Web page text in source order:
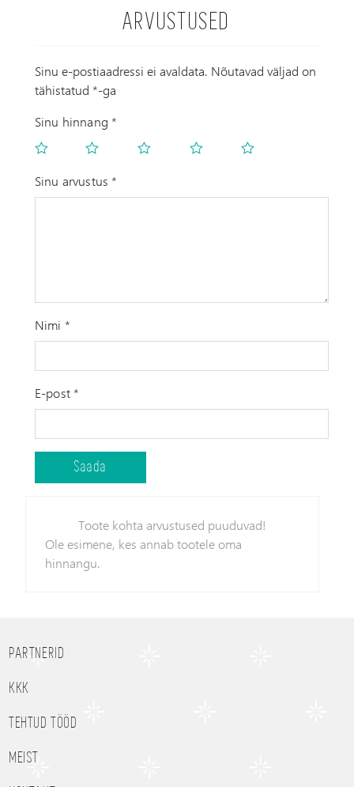
ARVUSTUSED
Sinu e-postiaadressi ei avaldata. Nõutavad väljad on
tähistatud *-ga
Sinu hinnang*
Sinu arvustus*
Nimi *
E-post*
Toote kohta arvustused puuduvad!
Ole esimene, kes annab tootele oma
hinnangu.
PARTNERID
KKK
TEHTUD TÖÖD
MEIST